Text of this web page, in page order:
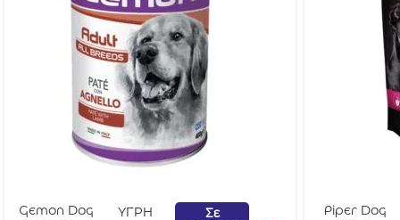
Gemon Dog
ΥΓΡΗ
Σε
Piper Dog